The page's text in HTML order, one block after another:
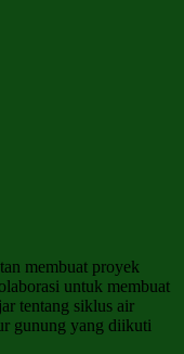
membuat proyek
untuk membuat
tentang siklus air
gunung yang diikuti